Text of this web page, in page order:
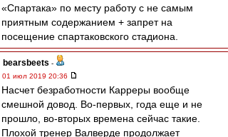
«Спартака» по месту работу с не самым
приятным содержанием + запрет на
посещение спартаковского стадиона.
bearsbeets -
01 июл 2019 20:36
Насчет безработности Карреры вообще
смешной довод. Во-первых, года еще и не
прошло, во-вторых времена сейчас такие.
Плохой тренер Валверде продолжает